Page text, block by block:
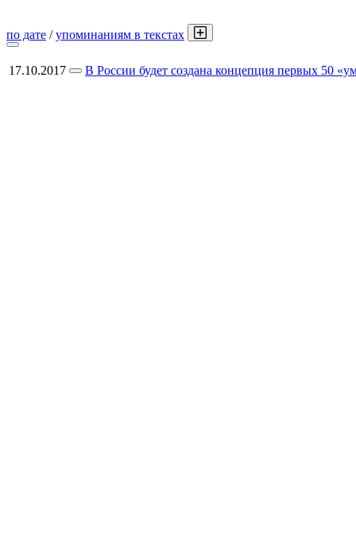
по дате /упоминаниям в текстах
17.10.2017 В России будет создана концепция первых 50